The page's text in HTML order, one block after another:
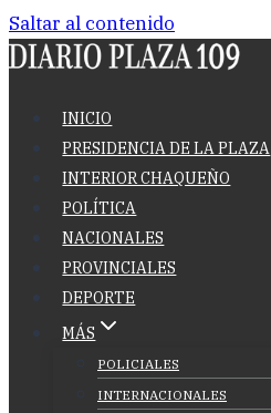
Saltar al contenido
INICIO
PRESIDENCIA DE LA PLAZA
INTERIOR CHAQUEÑO
POLÍTICA
NACIONALES
PROVINCIALES
DEPORTE
MÁS
POLICIALES
INTERNACIONALES